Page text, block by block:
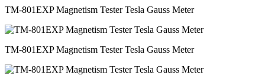
TM-801EXP Magnetism Tester Tesla Gauss Meter
TM-801EXP Magnetism Tester Tesla Gauss Meter